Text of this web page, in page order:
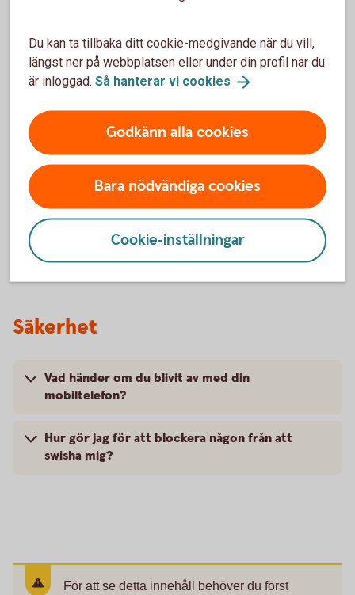
Ny mobil och byte av
mobilnummer
Hur ska jag göra med Swish om jag har en ny
Vad händer om jag byter mobilnummer?
Hur gör jag om jag vill avsluta Swish?
Säkerhet
Vad händer om du blivit av med din
mobiltelefon?
Hur gör jag för att blockera någon från att
swisha mig?
För att se detta innehåll behöver du först
Du kan ta tillbaka ditt cookie-medgivande när du vill,
längst ner på webbplatsen eller under din profil när du
är inloggad. Så hanterar vi cookies
Godkänn alla cookies
Bara nödvändiga cookies
Cookie-inställningar